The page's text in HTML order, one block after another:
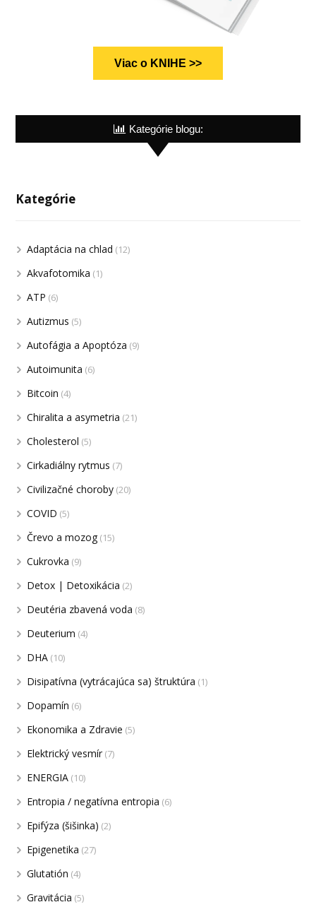
Viac o KNIHE >>
Kategórie blogu:
Kategórie
Adaptácia na chlad (12)
Akvafotomika (1)
ATP (6)
Autizmus (5)
Autofágia a Apoptóza (9)
Autoimunita (6)
Bitcoin (4)
Chiralita a asymetria (21)
Cholesterol (5)
Cirkadiálny rytmus (7)
Civilizačné choroby (20)
COVID (5)
Črevo a mozog (15)
Cukrovka (9)
Detox | Detoxikácia (2)
Deutéria zbavená voda (8)
Deuterium (4)
DHA (10)
Disipatívna (vytrácajúca sa) štruktúra (1)
Dopamín (6)
Ekonomika a Zdravie (5)
Elektrický vesmír (7)
ENERGIA (10)
Entropia / negatívna entropia (6)
Epifýza (šišinka) (2)
Epigenetika (27)
Glutatión (4)
Gravitácia (5)